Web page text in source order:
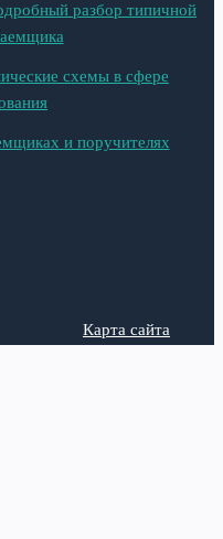
разбор типичной
схемы в сфере
и поручителях
Карта сайта